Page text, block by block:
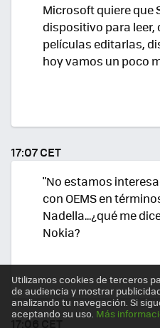
Microsoft quiere que
dispositivo para leer,
películas editarlas,
hoy vamos un poco
17:07 CET
"No estamos
con OEMS en
Nadella...¿qué me
Nokia?
17:06 CET
Utilizamos cookies de terceros
de audiencia y mostrar
analizando tu navegación. Si
aceptando su uso. Más